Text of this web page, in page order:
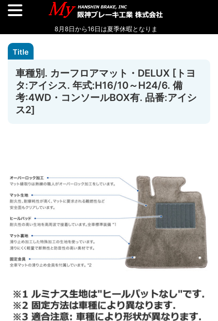
車種別. カーフロアマット・DELUX [トヨ
タ:アイシス. 年式:H16/10～H24/6. 備
考:4WD・コンソールBOX有. 品番:アイシ
ス2]